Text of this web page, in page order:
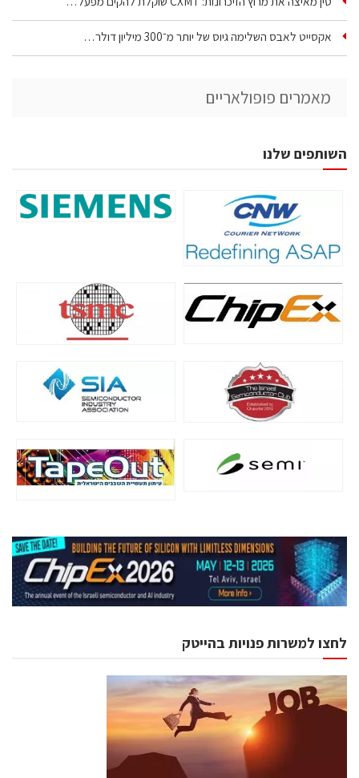
אקסייט לאבס השלימה גיוס של יותר מ־300 מיליון דולר…
מאמרים פופולאריים
השותפים שלנו
לחצו למשרות פנויות בהייטק